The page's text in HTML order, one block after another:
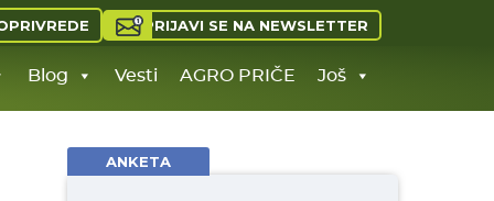
PRIJAVI SE NA NEWSLETTER
Blog Vesti AGRO PRIČE Još
ANKETA